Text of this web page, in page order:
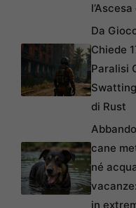
Da
Chiede
Paralisi
di Rust
cane
né
in